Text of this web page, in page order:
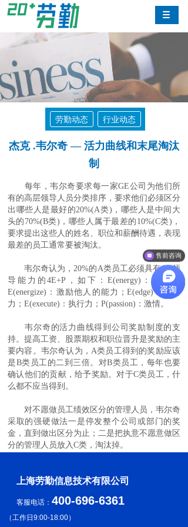
劳勤动态 行业动态
杰克 .韦尔奇 — 活力曲线和末尾淘汰
制
每年，韦尔奇要求每一家GE公司为他们所
有的高层领导人员分类排序，要求他们必须区分
出哪些人是最好的20%(A类)，哪些人是中间大
头的70%(B类)，哪些人属于最差的10%(C类)，
要求提出这些人的姓名、职位和薪酬待遇，表现
最差的员工通常要被淘汰。
韦尔奇认为，20%的A类员工必须具有GE领
导能力的4E+P，如下：E(energy)：精力；
E(energize)：激励他人的能力；E(edge)：决断
力；E(execute)：执行力；P(passion)：激情。
韦尔奇的活力曲线得到公司奖励制度的支
持。提高工资、股票期权和职位晋升是奖励的主
要内容。韦尔奇认为，A类员工得到的奖励应该
是B类员工的二到三倍。对B类员工，每年也要
确认他们的贡献，给予奖励。对于C类员工，什
么都不应当得到。
对不愿做员工绩效区分的管理人员，韦尔奇
采取的强硬做法一是停发整个公司或部门的奖
金，直到做出区分为止；二是把执意不愿意做区
分的管理人员放入C类，淘汰掉。
客服电话： 400-696-6361
（工作日9:00-18:00）
上海劳勤信息技术有限公司
售前咨询